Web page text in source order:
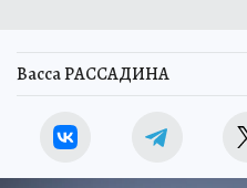
Васса РАССАДИНА